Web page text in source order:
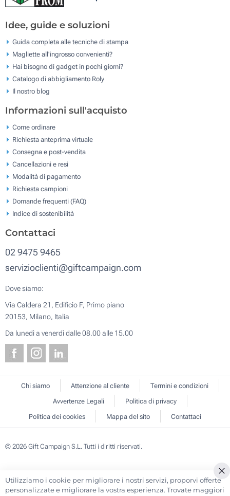
Idee, guide e soluzioni
Guida completa alle tecniche di stampa
Magliette all'ingrosso convenienti?
Hai bisogno di gadget in pochi giorni?
Catalogo di abbigliamento Roly
Il nostro blog
Informazioni sull'acquisto
Come ordinare
Richiesta anteprima virtuale
Consegna e post-vendita
Cancellazioni e resi
Modalità di pagamento
Richiesta campioni
Domande frequenti (FAQ)
Indice di sostenibilità
Contattaci
02 9475 9465
servizioclienti@giftcampaign.com
Dove siamo:
Via Caldera 21, Edificio F, Primo piano
20153, Milano, Italia
Da lunedì a venerdì dalle 08.00 alle 15.00
Chi siamo Attenzione al cliente
Termini e condizioni
Avvertenze Legali
Politica di privacy
Politica dei cookies
Mappa del sito Contattaci
© 2026 Gift Campaign S.L. Tutti i diritti riservati.
Utilizziamo i cookie per migliorare i nostri servizi, proporvi offerte
personalizzate e migliorare la vostra esperienza. Trovate maggiori